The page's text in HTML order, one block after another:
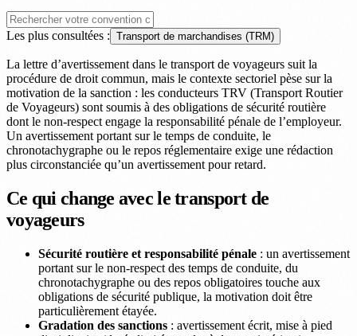
Les plus consultées : Transport de marchandises (TRM)
La lettre d’avertissement dans le transport de voyageurs suit la
procédure de droit commun, mais le contexte sectoriel pèse sur la
motivation de la sanction : les conducteurs TRV (Transport Routier
de Voyageurs) sont soumis à des obligations de sécurité routière
dont le non-respect engage la responsabilité pénale de l’employeur.
Un avertissement portant sur le temps de conduite, le
chronotachygraphe ou le repos réglementaire exige une rédaction
plus circonstanciée qu’un avertissement pour retard.
Ce qui change avec le transport de
voyageurs
Sécurité routière et responsabilité pénale : un avertissement
portant sur le non-respect des temps de conduite, du
chronotachygraphe ou des repos obligatoires touche aux
obligations de sécurité publique, la motivation doit être
particulièrement étayée.
Gradation des sanctions : avertissement écrit, mise à pied